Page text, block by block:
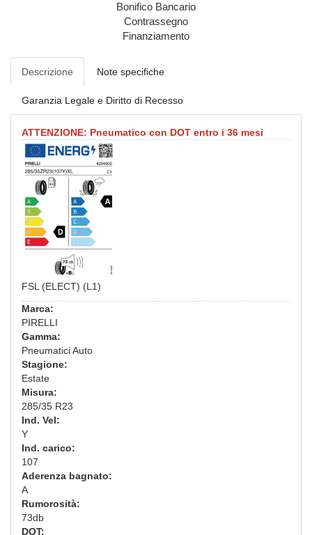
Bonifico Bancario
Contrassegno
Finanziamento
Descrizione Note specifiche
Garanzia Legale e Diritto di Recesso
ATTENZIONE: Pneumatico con DOT entro i 36 mesi
FSL (ELECT) (L1)
Marca:
PIRELLI
Gamma:
Pneumatici Auto
Stagione:
Estate
Misura:
285/35 R23
Ind. Vel:
Y
Ind. carico:
107
Aderenza bagnato:
A
Rumorosità:
73db
DOT: